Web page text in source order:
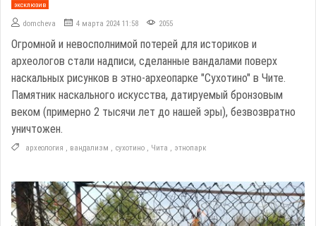
эксклюзив
domcheva 4 марта 2024 11:58 2055
Огромной и невосполнимой потерей для историков и
археологов стали надписи, сделанные вандалами поверх
наскальных рисунков в этно-археопарке "Сухотино" в Чите.
Памятник наскального искусства, датируемый бронзовым
веком (примерно 2 тысячи лет до нашей эры), безвозвратно
уничтожен.
археология , вандализм , сухотино , Чита , этнопарк